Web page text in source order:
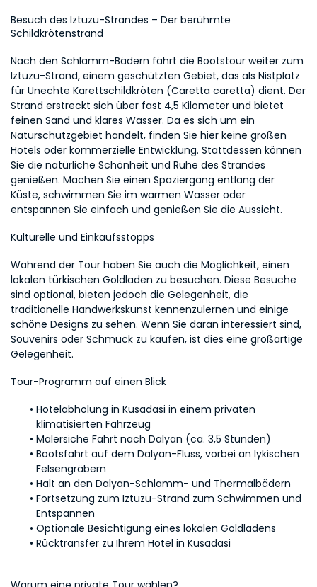
Besuch des Iztuzu-Strandes – Der berühmte
Schildkrötenstrand
Nach den Schlamm-Bädern fährt die Bootstour weiter zum
Iztuzu-Strand, einem geschützten Gebiet, das als Nistplatz
für Unechte Karettschildkröten (Caretta caretta) dient. Der
Strand erstreckt sich über fast 4,5 Kilometer und bietet
feinen Sand und klares Wasser. Da es sich um ein
Naturschutzgebiet handelt, finden Sie hier keine großen
Hotels oder kommerzielle Entwicklung. Stattdessen können
Sie die natürliche Schönheit und Ruhe des Strandes
genießen. Machen Sie einen Spaziergang entlang der
Küste, schwimmen Sie im warmen Wasser oder
entspannen Sie einfach und genießen Sie die Aussicht.
Kulturelle und Einkaufsstopps
Während der Tour haben Sie auch die Möglichkeit, einen
lokalen türkischen Goldladen zu besuchen. Diese Besuche
sind optional, bieten jedoch die Gelegenheit, die
traditionelle Handwerkskunst kennenzulernen und einige
schöne Designs zu sehen. Wenn Sie daran interessiert sind,
Souvenirs oder Schmuck zu kaufen, ist dies eine großartige
Gelegenheit.
Tour-Programm auf einen Blick
Hotelabholung in Kusadasi in einem privaten
klimatisierten Fahrzeug
Malersiche Fahrt nach Dalyan (ca. 3,5 Stunden)
Bootsfahrt auf dem Dalyan-Fluss, vorbei an lykischen
Felsengräbern
Halt an den Dalyan-Schlamm- und Thermalbädern
Fortsetzung zum Iztuzu-Strand zum Schwimmen und
Entspannen
Optionale Besichtigung eines lokalen Goldladens
Rücktransfer zu Ihrem Hotel in Kusadasi